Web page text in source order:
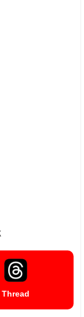
Thread